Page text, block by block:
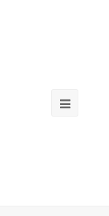
Open